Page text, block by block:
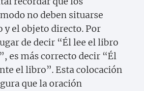
no deben situarse
y el objeto directo. Por
de decir “Él lee el libro
es más correcto decir “Él
el libro”. Esta colocación
que la oración